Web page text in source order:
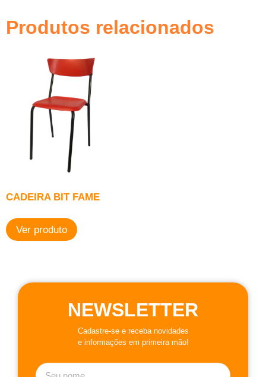
Produtos relacionados
CADEIRA BIT FAME
Ver produto
NEWSLETTER
Cadastre-se e receba novidades
e informações em primeira mão!